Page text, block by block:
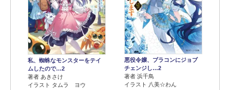
私、蜘蛛なモンスターをテイ
ムしたので…2
著者 あきさけ
イラスト タムラ ヨウ
悪役令嬢、ブラコンにジョブ
チェンジし…2
著者 浜千鳥
イラスト 八美☆わん